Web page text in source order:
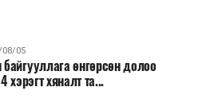
юм.
08/05
өнгөрсөн долоо
хэрэгт хяналт та...